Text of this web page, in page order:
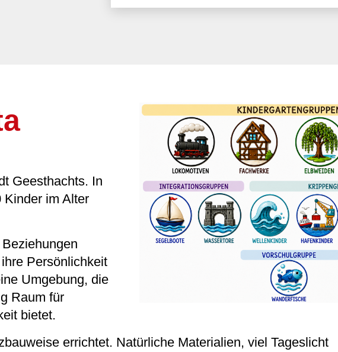
Geesthachts. In
Kinder im Alter
Persönlichkeit
Umgebung, die
Raum für
bietet.
errichtet. Natürliche Materialien, viel Tageslicht